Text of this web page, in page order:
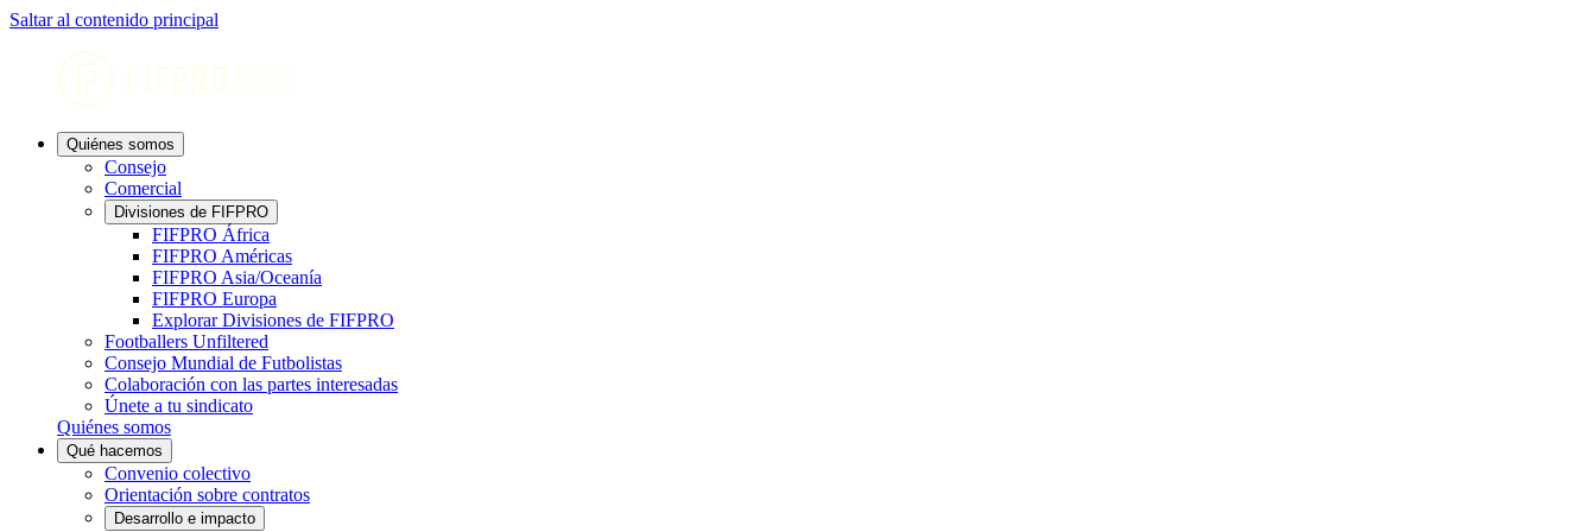
Saltar al contenido principal
Quiénes somos
Consejo
Comercial
Divisiones de FIFPRO
FIFPRO África
FIFPRO Américas
FIFPRO Asia/Oceanía
FIFPRO Europa
Explorar Divisiones de FIFPRO
Footballers Unfiltered
Consejo Mundial de Futbolistas
Colaboración con las partes interesadas
Únete a tu sindicato
Quiénes somos
Qué hacemos
Convenio colectivo
Orientación sobre contratos
Desarrollo e impacto